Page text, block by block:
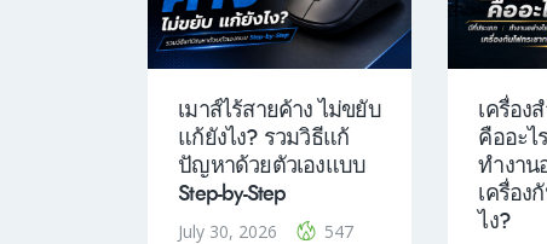
เมาส์ไร้สายค้าง ไม่ขยับ
แก้ยังไง? รวมวิธีแก้
ปัญหาด้วยตัวเองแบบ
Step-by-Step
July 30, 2026 547
เครื่อง
คืออะไ
ทำงาน
เครื่อง
ไง?